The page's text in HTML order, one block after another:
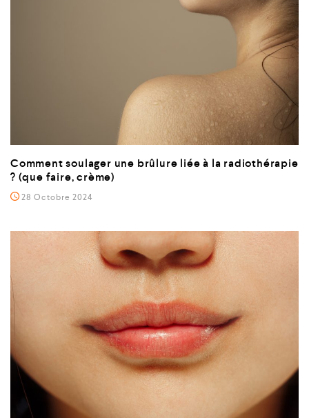
Comment soulager une brûlure liée à la radiothérapie
? (que faire, crème)
28 Octobre 2024